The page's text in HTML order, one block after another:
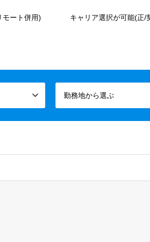
モート併用) キャリア選択が可能(正/
勤務地から選ぶ